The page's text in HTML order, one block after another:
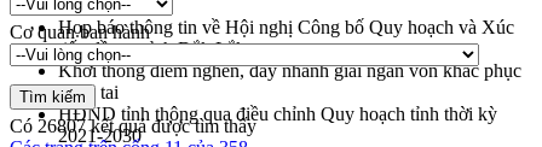
Chính phủ
Họp báo thông tin về Hội nghị Công bố Quy hoạch và Xúc
tiến đầu tư tỉnh Đắk Lắk
Khơi thông điểm nghẽn, đẩy nhanh giải ngân vốn khắc phục
thiên tai
HĐND tỉnh thông qua điều chỉnh Quy hoạch tỉnh thời kỳ
2021-2030
Cơ quan ban hành
Có 26807kết quả được tìm thấy